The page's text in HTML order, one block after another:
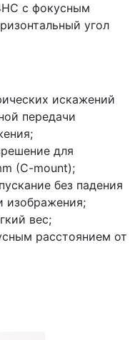
с фокусным
угол
искажений
передачи
для
(C-mount);
без падения
изображения;
вес;
расстоянием от